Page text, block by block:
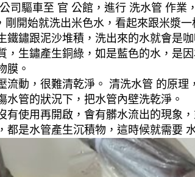
司驅車至 官 公館，進行 洗水管 作
開始就洗出米色水，看起來跟米漿
鐵鏽跟泥沙堆積，洗出來的水就會是
，生鏽產生銅綠，如是藍色的水，是
膜。
流動，很難清乾淨。 清洗水管 的原
管的狀況下，把水管內壁洗乾淨。
有使用再開啟，會有髒水流出的現象
是水管產生沉積物，這時候就需要